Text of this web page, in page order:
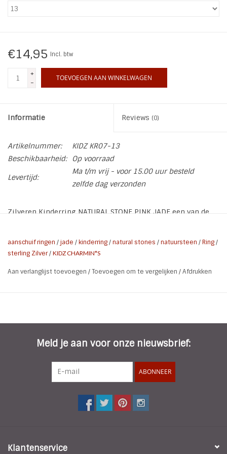
SALE
Blog
€14,95 Incl. btw
+
-
TOEVOEGEN AAN WINKELWAGEN
Informatie Reviews (0)
Artikelnummer:
KIDZ KR07-13
Beschikbaarheid:
Op voorraad
Levertijd:
Ma t/m vrij - voor 15.00 uur besteld
zelfde dag verzonden
Zilveren Kinderring NATURAL STONE PINK JADE een van de
aanschuif ringen /jade / kinderring/natural stones /natuursteen /Ring/
sterling Zilver/ KIDZ CHARMIN*S
Aan verlanglijst toevoegen /Toevoegen om te vergelijken /Afdrukken
Meld je aan voor onze nieuwsbrief:
ABONNEER
Klantenservice